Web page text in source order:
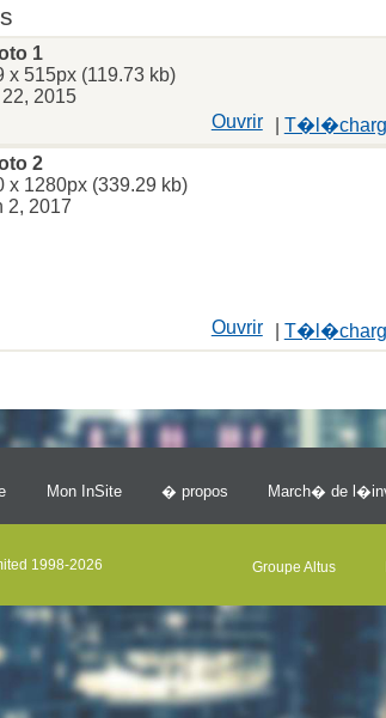
1
x 515px (119.73 kb)
2015
Ouvrir
2
x 1280px (339.29 kb)
2, 2017
Ouvrir
Mon InSite � propos March� de
1998-2026 Groupe Altus